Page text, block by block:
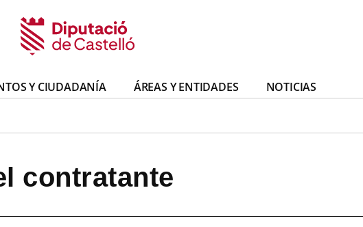
Y CIUDADANÍA ÁREAS Y ENTIDADES
NOTICIAS
contratante